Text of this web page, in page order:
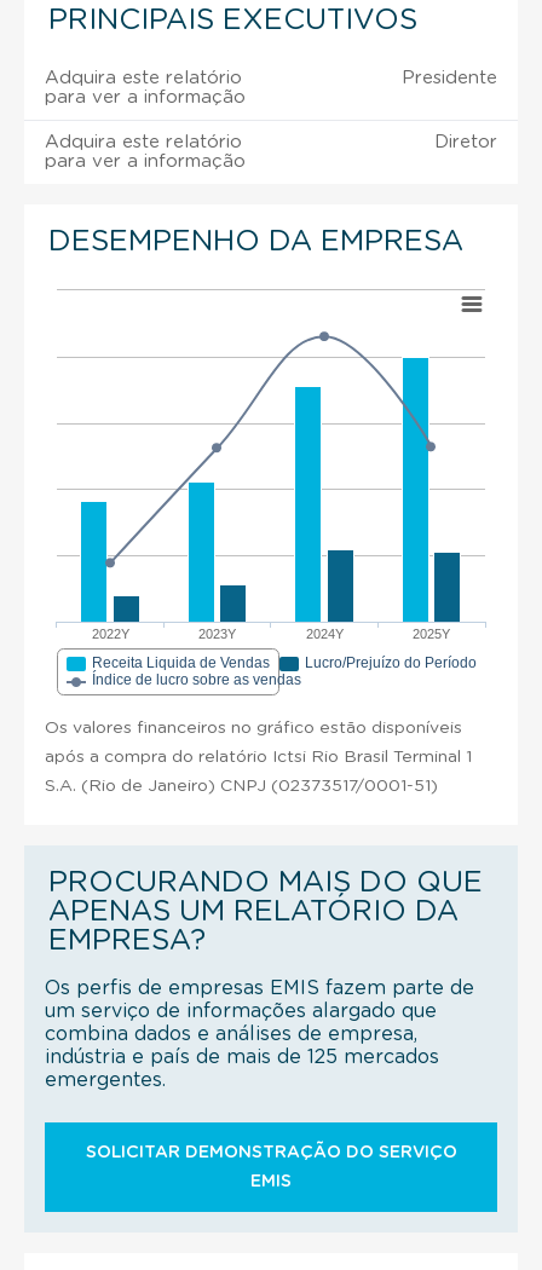
PRINCIPAIS EXECUTIVOS
Adquira este relatório
para ver a informação
Presidente
Adquira este relatório
para ver a informação
Diretor
DESEMPENHO DA EMPRESA
2022Y 2023Y 2024Y 2025Y
Receita Liquida de Vendas
Lucro/Prejuízo do Período
Índice de lucro sobre as vendas
Os valores financeiros no gráfico estão disponíveis
após a compra do relatório Ictsi Rio Brasil Terminal 1
S.A. (Rio de Janeiro) CNPJ (02373517/0001-51)
PROCURANDO MAIS DO QUE
APENAS UM RELATÓRIO DA
EMPRESA?
Os perfis de empresas EMIS fazem parte de
um serviço de informações alargado que
combina dados e análises de empresa,
indústria e país de mais de 125 mercados
emergentes.
SOLICITAR DEMONSTRAÇÃO DO SERVIÇO
EMIS